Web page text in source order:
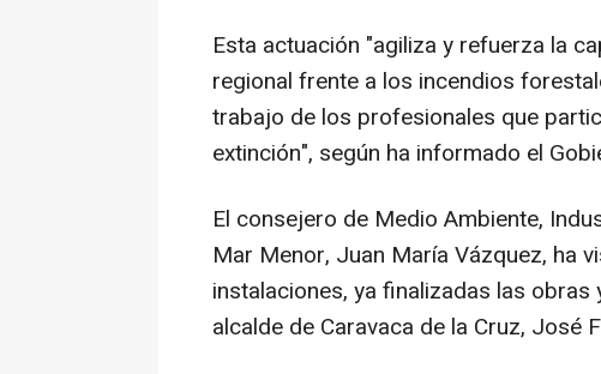
Esta actuación "agiliza y refuerza la
regional frente a los incendios
trabajo de los profesionales que
extinción", según ha informado el
El consejero de Medio Ambiente,
Mar Menor, Juan María Vázquez, ha
instalaciones, ya finalizadas las
alcalde de Caravaca de la Cruz, José